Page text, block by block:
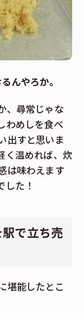
んやろか。
、尋常じゃな
わめしを食べ
出すと思いま
く温めれば、炊
は味わえます
した！
で立ち売
堪能したとこ